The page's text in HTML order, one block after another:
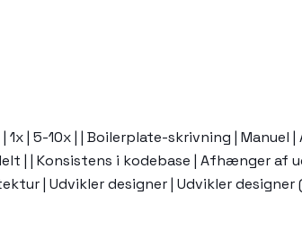
| 5-10x | | Boilerplate-skrivning | Manuel
| | Konsistens i kodebase | Afhænger af
| Udvikler designer | Udvikler designer